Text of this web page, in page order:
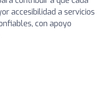
accesibilidad a servicios
con apoyo